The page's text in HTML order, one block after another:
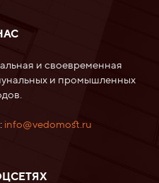
и своевременная
и промышленных
info@vedomost.ru